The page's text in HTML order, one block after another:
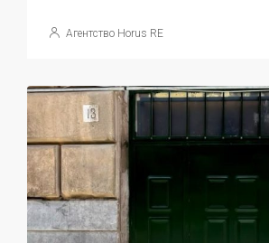
Агентство Horus RE